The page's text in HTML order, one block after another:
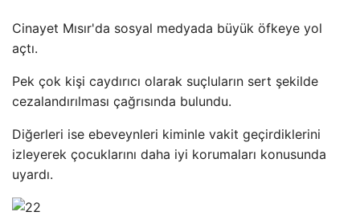
Cinayet Mısır'da sosyal medyada büyük öfkeye yol
açtı.
Pek çok kişi caydırıcı olarak suçluların sert şekilde
cezalandırılması çağrısında bulundu.
Diğerleri ise ebeveynleri kiminle vakit geçirdiklerini
izleyerek çocuklarını daha iyi korumaları konusunda
uyardı.